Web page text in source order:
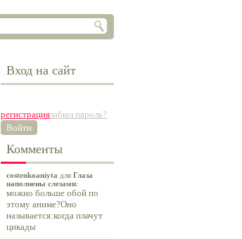
Вход на сайт
регистрациязабыл пароль?
Войти
Комменты
costenkoaniyta для Глаза
наполнены слезами:
можно больше обой по
этому аниме?Оно
называется:когда плачут
цикады